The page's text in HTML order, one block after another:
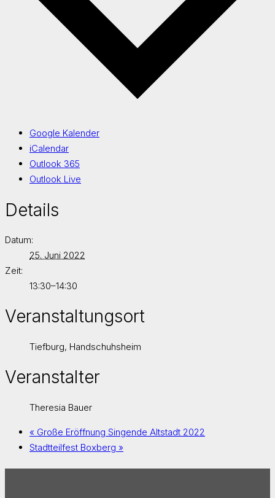
Google Kalender
iCalendar
Outlook 365
Outlook Live
Details
Datum:
25. Juni 2022
Zeit:
13:30–14:30
Veranstaltungsort
Tiefburg, Handschuhsheim
Veranstalter
Theresia Bauer
« Große Eröffnung Singende Altstadt 2022
Stadtteilfest Boxberg »